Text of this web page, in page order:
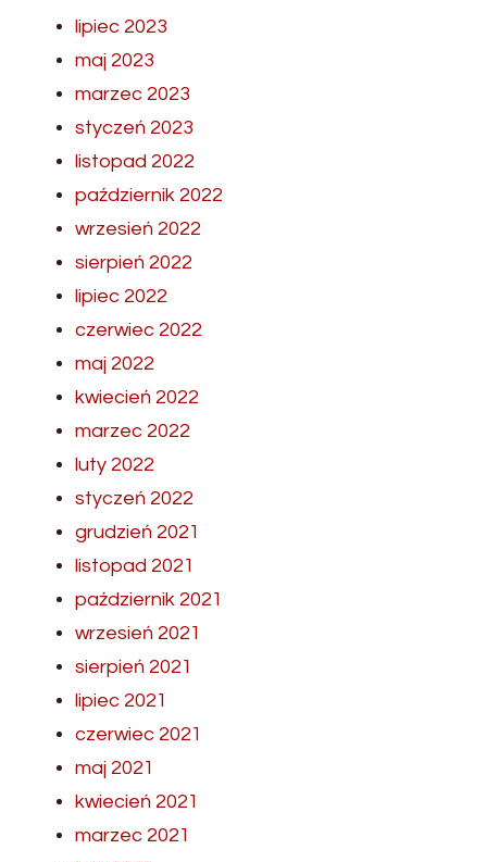
lipiec 2023
maj 2023
marzec 2023
styczeń 2023
listopad 2022
październik 2022
wrzesień 2022
sierpień 2022
lipiec 2022
czerwiec 2022
maj 2022
kwiecień 2022
marzec 2022
luty 2022
styczeń 2022
grudzień 2021
listopad 2021
październik 2021
wrzesień 2021
sierpień 2021
lipiec 2021
czerwiec 2021
maj 2021
kwiecień 2021
marzec 2021